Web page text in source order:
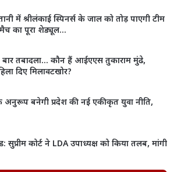
में श्रीलंकाई स्पिनर्स के जाल को तोड़ पाएगी टीम
मैच का पूरा शेड्यूल…
बार तबादला… कौन हैं आईएएस तुकाराम मुंढे,
दिए मिलावटखोर?
बनेगी प्रदेश की नई एकीकृत युवा नीति,
कोर्ट ने LDA उपाध्यक्ष को किया तलब, मांगी